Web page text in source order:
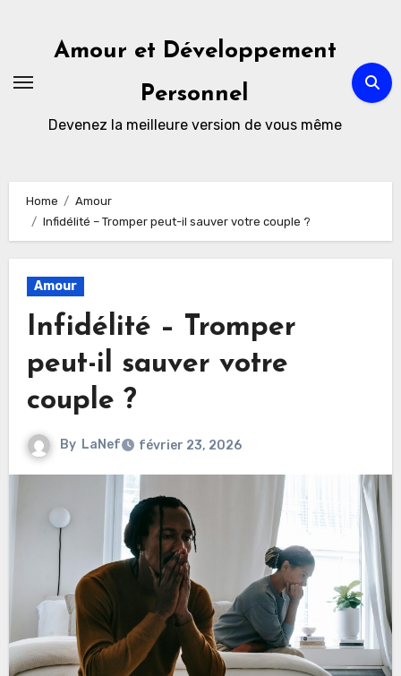
Amour et Développement
Personnel
Devenez la meilleure version de vous même
Home
Amour
Infidélité – Tromper peut-il sauver votre couple ?
Amour
Infidélité – Tromper
peut-il sauver votre
couple ?
By LaNef février 23, 2026